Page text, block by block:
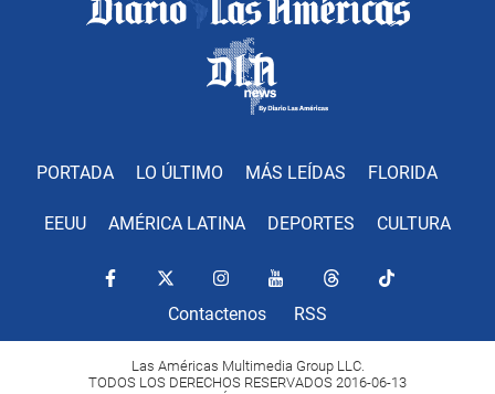
PORTADA LO ÚLTIMO MÁS LEÍDAS FLORIDA
EEUU AMÉRICA LATINA DEPORTES CULTURA
Contactenos RSS
Las Américas Multimedia Group LLC.
TODOS LOS DERECHOS RESERVADOS 2016-06-13